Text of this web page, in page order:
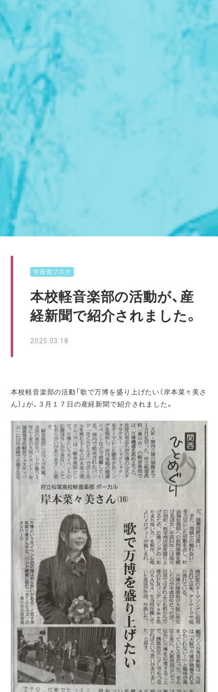
学校長ブログ
本校軽音楽部の活動が、産
経新聞で紹介されました。
2025.03.18
本校軽音楽部の活動「歌で万博を盛り上げたい（岸本菜々美さ
ん）」が、３月１７日の産経新聞で紹介されました。